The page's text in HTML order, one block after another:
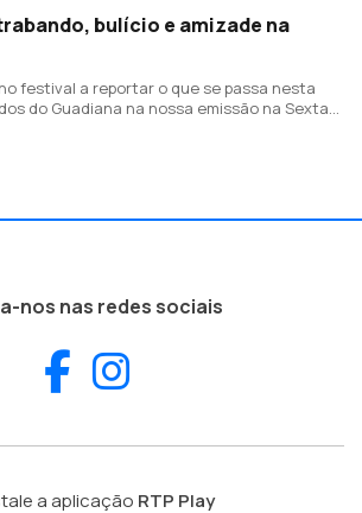
bulício e amizade na
festival a reportar o que se passa nesta
do Guadiana na nossa emissão na Sexta-
nos nas redes sociais
Facebook
a aplicação RTP Play